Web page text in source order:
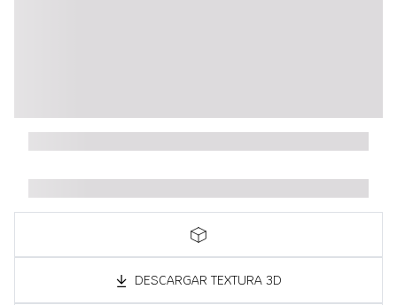
DESCARGAR TEXTURA 3D